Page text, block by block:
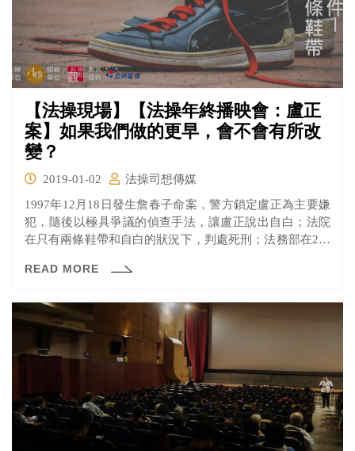
【法操現場】【法操年終播映會：盧正
案】如果我們做的更早，會不會有所改
變？
2019-01-02
法操司想傳媒
1997年12月18日發生詹春子命案，警方鎖定盧正為主要嫌
犯，隨後以極具爭議的偵查手法，讓盧正說出自白；法院
在只有兩條鞋帶和自白的狀況下，判處死刑；法務部在2個
下結束。
READ MORE